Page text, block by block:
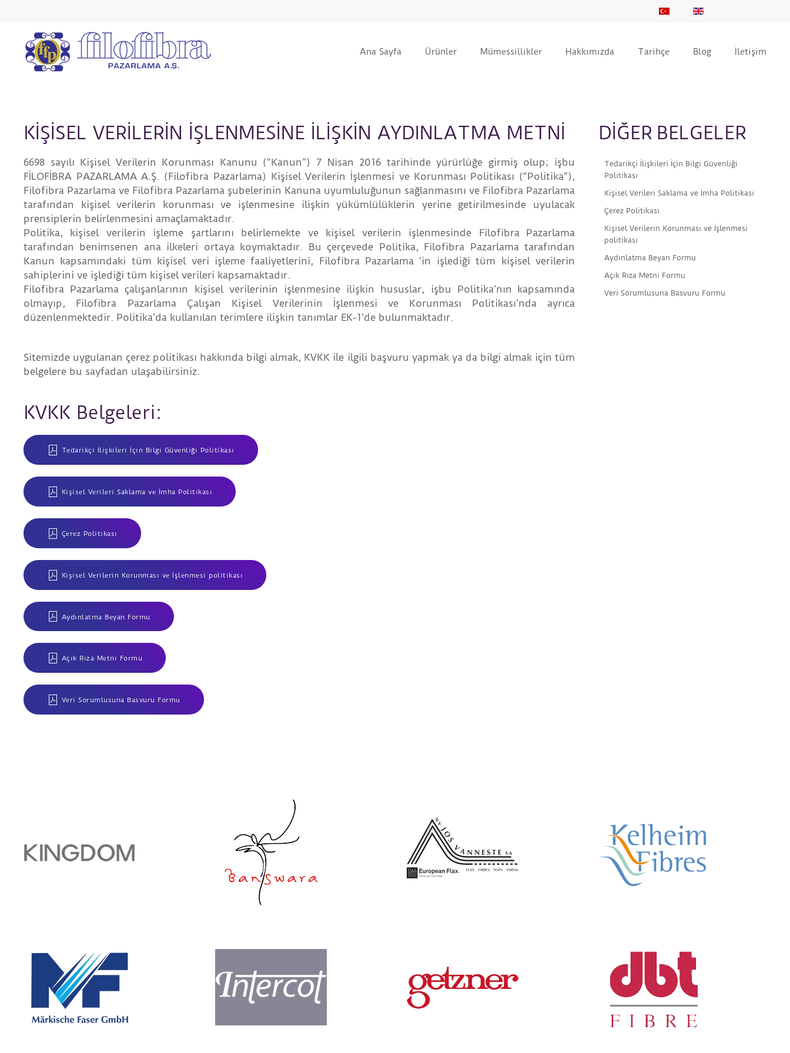
Ana Sayfa Ürünler Mümessillikler Hakkımızda Tarihçe Blog İletişim
KİŞİSEL VERİLERİN İŞLENMESİNE İLİŞKİN AYDINLATMA METNİ
6698 sayılı Kişisel Verilerin Korunması Kanunu (“Kanun”) 7 Nisan 2016 tarihinde yürürlüğe girmiş olup; işbu
FİLOFİBRA PAZARLAMAA.Ş. (Filofibra Pazarlama) Kişisel Verilerin İşlenmesi ve Korunması Politikası (“Politika”),
Filofibra Pazarlamave Filofibra Pazarlama şubelerinin Kanuna uyumluluğunun sağlanmasını ve Filofibra Pazarlama
tarafından kişisel verilerin korunması ve işlenmesine ilişkin yükümlülüklerin yerine getirilmesinde uyulacak
prensiplerin belirlenmesini amaçlamaktadır.
Politika, kişisel verilerin işleme şartlarını belirlemekte ve kişisel verilerin işlenmesinde Filofibra Pazarlama
tarafından benimsenen ana ilkeleri ortaya koymaktadır. Bu çerçevede Politika, Filofibra Pazarlamatarafından
Kanun kapsamındaki tüm kişisel veri işleme faaliyetlerini, Filofibra Pazarlama ‘in işlediği tüm kişisel verilerin
sahiplerini ve işlediği tüm kişisel verileri kapsamaktadır.
Filofibra Pazarlama çalışanlarının kişisel verilerinin işlenmesine ilişkin hususlar, işbu Politika’nın kapsamında
olmayıp, Filofibra Pazarlama Çalışan Kişisel Verilerinin İşlenmesi ve Korunması Politikası’nda ayrıca
düzenlenmektedir. Politika’da kullanılan terimlere ilişkin tanımlar EK-1’de bulunmaktadır.
Sitemizde uygulanan çerez politikası hakkında bilgi almak, KVKK ile ilgili başvuru yapmak ya da bilgi almak için tüm
belgelere bu sayfadan ulaşabilirsiniz.
DİĞER BELGELER
Tedarikçi İlişkileri İçin Bilgi Güvenliği
Politikası
Kişisel Verileri Saklama ve İmha Politikası
Çerez Politikası
Kişisel Verilerin Korunması ve İşlenmesi
politikası
Aydınlatma Beyan Formu
Açık Rıza Metni Formu
Veri Sorumlusuna Basvuru Formu
KVKK Belgeleri:
Tedarikçi İlişkileri İçin Bilgi Güvenliği Politikası
Kişisel Verileri Saklama ve İmha Politikası
Çerez Politikası
Kişisel Verilerin Korunması ve İşlenmesi politikası
Aydınlatma Beyan Formu
Açık Rıza Metni Formu
Veri Sorumlusuna Basvuru Formu